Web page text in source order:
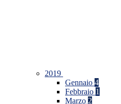
2019
Gennaio 4
Febbraio 1
Marzo 2